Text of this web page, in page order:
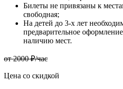
Билеты не привязаны к
свободная;
На детей до 3-х лет
предварительное
наличию мест.
от 2000 ₽/час
Цена со скидкой